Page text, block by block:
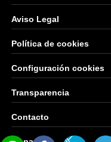
Aviso Legal
Política de cookies
Configuración cookies
Transparencia
Contacto